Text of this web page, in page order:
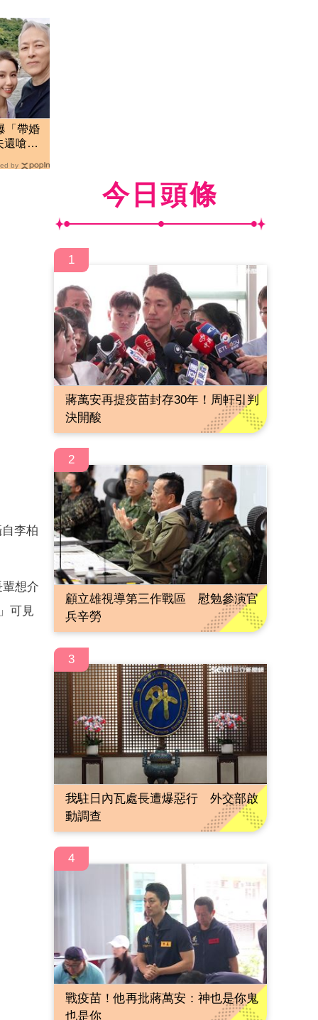
「帶婚
還嗆正
by
李柏
想介
可見
今日頭條
1
蔣萬安再提疫苗封存30年！周軒引判
決開酸
2
顧立雄視導第三作戰區 慰勉參演官
兵辛勞
3
我駐日內瓦處長遭爆惡行 外交部啟
動調查
4
戰疫苗！他再批蔣萬安：神也是你鬼
也是你